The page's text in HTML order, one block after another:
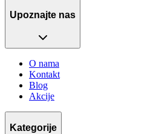
Upoznajte nas
O nama
Kontakt
Blog
Akcije
Kategorije